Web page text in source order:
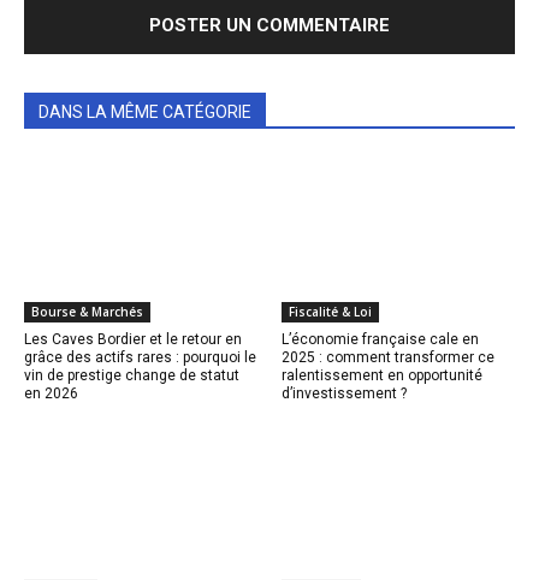
DANS LA MÊME CATÉGORIE
Bourse & Marchés
Les Caves Bordier et le retour en
grâce des actifs rares : pourquoi le
vin de prestige change de statut
en 2026
Fiscalité & Loi
L’économie française cale en
2025 : comment transformer ce
ralentissement en opportunité
d’investissement ?